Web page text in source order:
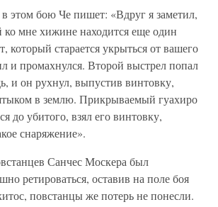
этом бою Че пишет: «Вдруг я заметил,
мне хижине находится еще один
который старается укрыться от вашего
и промахнулся. Второй выстрел попал
и он рухнул, выпустив винтовку,
в землю. Прикрываемый гуахиро
до убитого, взял его винтовку,
снаряжение».
Санчес Москера был
ретироваться, оставив на поле боя
повстанцы же потерь не понесли.